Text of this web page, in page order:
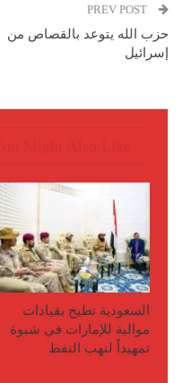
حزب الله يتوعد بالقصاص من
إسرائيل
السعودية تطيح بقيادات
موالية للإمارات في شبوة
تمهيداً لنهب النفط